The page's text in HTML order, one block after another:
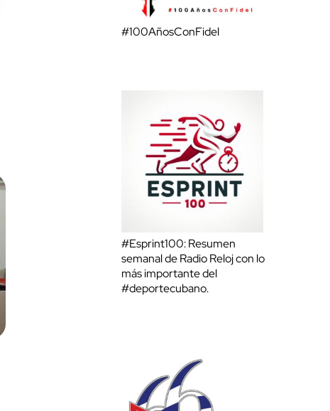
#100AñosConFidel
#Esprint100: Resumen
semanal de Radio Reloj con lo
más importante del
#deportecubano.